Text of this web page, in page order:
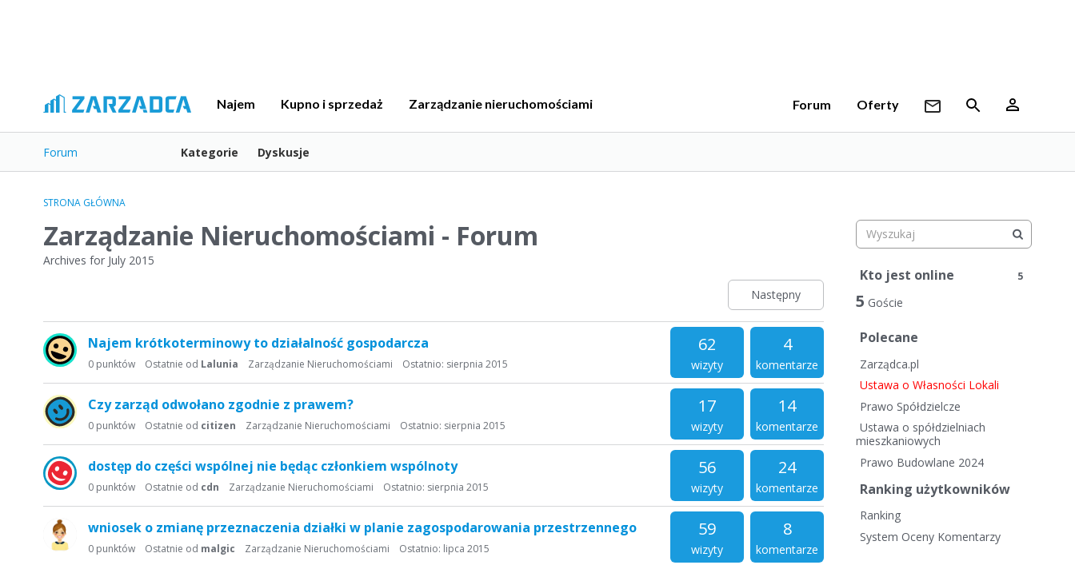
Najem Kupno i sprzedaż Zarządzanie nieruchomościami Forum Oferty
Forum Kategorie Dyskusje
STRONA GŁÓWNA
Zarządzanie Nieruchomościami - Forum
Archives for July 2015
Następny
i
s
t
a
d
k
u
s
Najem krótkoterminowy to działalność gospodarcza 62
wizyty
4
komentarze
0 punktów Ostatnie od Lalunia Ostatnio: sierpnia 2015
Zarządzanie Nieruchomościami
Czy zarząd odwołano zgodnie z prawem? 17
wizyty
14
komentarze
0 punktów Ostatnie od citizen Ostatnio: sierpnia 2015
Zarządzanie Nieruchomościami
dostęp do części wspólnej nie będąc członkiem wspólnoty 56
wizyty
24
komentarze
0 punktów Ostatnie od cdn Ostatnio: sierpnia 2015
Zarządzanie Nieruchomościami
wniosek o zmianę przeznaczenia działki w planie zagospodarowania przestrzennego 59
wizyty
8
komentarze
0 punktów Ostatnie od malgic Ostatnio: lipca 2015
Zarządzanie Nieruchomościami
Kto jest online 5
5 Goście
Polecane
Zarządca.pl
Ustawa o Własności Lokali
Prawo Spółdzielcze
Ustawa o spółdzielniach
mieszkaniowych
Prawo Budowlane 2024
Ranking użytkowników
Ranking
System Oceny Komentarzy